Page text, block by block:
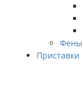
Фены
Приставки